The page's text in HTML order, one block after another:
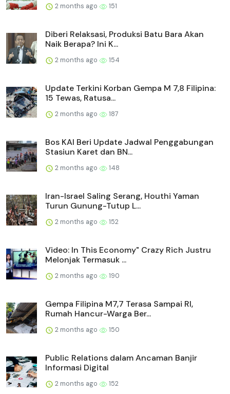
2 months ago 151
Diberi Relaksasi, Produksi Batu Bara Akan
Naik Berapa? Ini K...
2 months ago 154
Update Terkini Korban Gempa M 7,8 Filipina:
15 Tewas, Ratusa...
2 months ago 187
Bos KAI Beri Update Jadwal Penggabungan
Stasiun Karet dan BN...
2 months ago 148
Iran-Israel Saling Serang, Houthi Yaman
Turun Gunung-Tutup L...
2 months ago 152
Video: In This Economy" Crazy Rich Justru
Melonjak Termasuk ...
2 months ago 190
Gempa Filipina M7,7 Terasa Sampai RI,
Rumah Hancur-Warga Ber...
2 months ago 150
Public Relations dalam Ancaman Banjir
Informasi Digital
2 months ago 152